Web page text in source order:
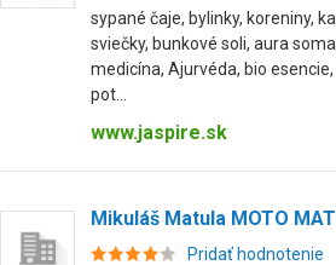
sypané čaje, bylinky, koreniny,
sviečky, bunkové soli, aura
medicína, Ajurvéda, bio esencie,
pot...
www.jaspire.sk
Mikuláš Matula MOTO MAT
Pridať hodnotenie